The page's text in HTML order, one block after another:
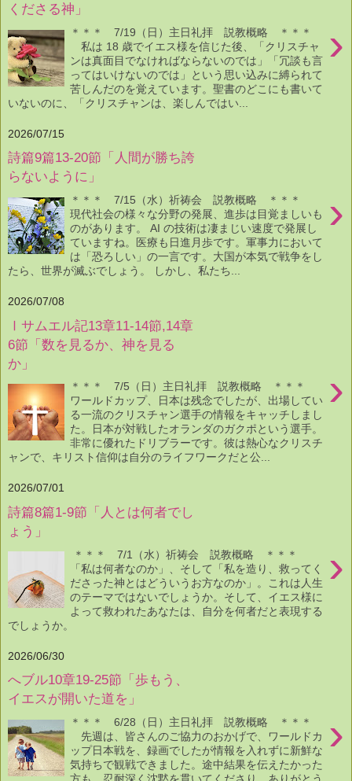
くださる神」
›
＊＊＊ 7/19（日）主日礼拝 説教概略 ＊＊＊
私は 18 歳でイエス様を信じた後、「クリスチャ
ンは真面目でなければならないのでは」「冗談も言
ってはいけないのでは」という思い込みに縛られて
苦しんだのを覚えています。聖書のどこにも書いて
いないのに、「クリスチャンは、楽しんではい...
2026/07/15
詩篇9篇13-20節「人間が勝ち誇
らないように」
›
＊＊＊ 7/15（水）祈祷会 説教概略 ＊＊＊
現代社会の様々な分野の発展、進歩は目覚ましいも
のがあります。 AI の技術は凄まじい速度で発展し
ていますね。医療も日進月歩です。軍事力において
は「恐ろしい」の一言です。大国が本気で戦争をし
たら、世界が滅ぶでしょう。 しかし、私たち...
2026/07/08
Ⅰサムエル記13章11-14節,14章
6節「数を見るか、神を見る
か」
›
＊＊＊ 7/5（日）主日礼拝 説教概略 ＊＊＊
ワールドカップ、日本は残念でしたが、出場してい
る一流のクリスチャン選手の情報をキャッチしまし
た。日本が対戦したオランダのガクポという選手。
非常に優れたドリブラーです。彼は熱心なクリスチ
ャンで、キリスト信仰は自分のライフワークだと公...
2026/07/01
詩篇8篇1-9節「人とは何者でし
ょう」
›
＊＊＊ 7/1（水）祈祷会 説教概略 ＊＊＊
「私は何者なのか」、そして「私を造り、救ってく
ださった神とはどういうお方なのか」。これは人生
のテーマではないでしょうか。そして、イエス様に
よって救われたあなたは、自分を何者だと表現する
でしょうか。
2026/06/30
へブル10章19-25節「歩もう、
イエスが開いた道を」
›
＊＊＊ 6/28（日）主日礼拝 説教概略 ＊＊＊
先週は、皆さんのご協力のおかげで、ワールドカ
ップ日本戦を、録画でしたが情報を入れずに新鮮な
気持ちで観戦できました。途中結果を伝えたかった
方も、忍耐深く沈黙を貫いてくださり、ありがとう